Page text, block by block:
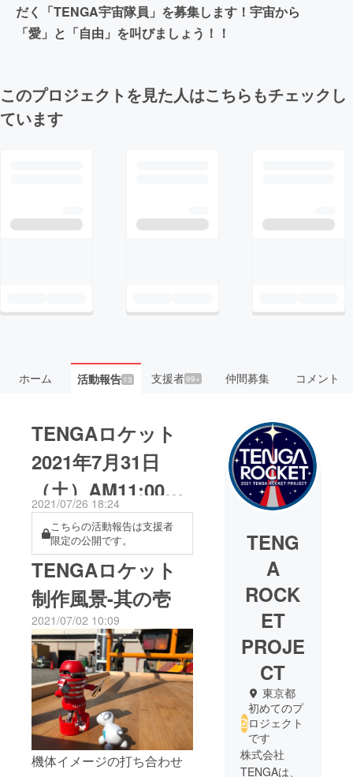
だく「TENGA宇宙隊員」を募集します！宇宙から
「愛」と「自由」を叫びましょう！！
このプロジェクトを見た人はこちらもチェックし
ています
ホーム 活動報告13 支援者99+ 仲間募集 コメント
TENGAロケット
2021年7月31日
（土）AM11:00に
打上げ実施！（※
未公開写真を限定
公開）
2021/07/26 18:24
こちらの活動報告は支援者
限定の公開です。
TENGAロケット
制作風景-其の壱
2021/07/02 10:09
機体イメージの打ち合わせ
TENG
A
ROCK
ET
PROJE
CT
東京都
初めてのプ
ロジェクト
です
株式会社
TENGAは、